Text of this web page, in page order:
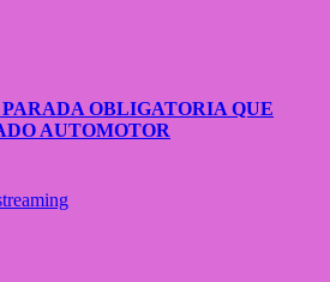
OBLIGATORIA QUE
AUTOMOTOR